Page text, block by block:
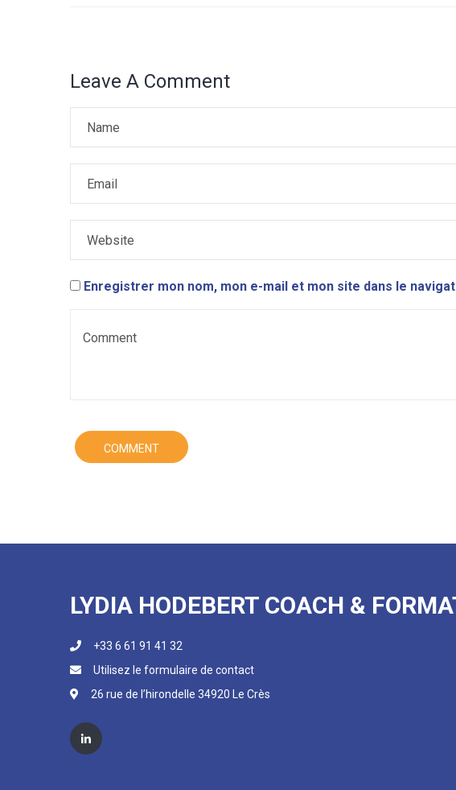
Leave A Comment
Enregistrer mon nom, mon e-mail et mon site dans le
LYDIA HODEBERT COACH &
+33 6 61 91 41 32
Utilisez le formulaire de contact
26 rue de l’hirondelle 34920 Le Crès